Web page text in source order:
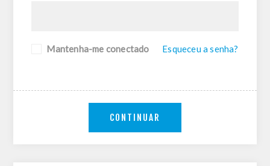
Mantenha-me conectado Esqueceu a senha?
CONTINUAR